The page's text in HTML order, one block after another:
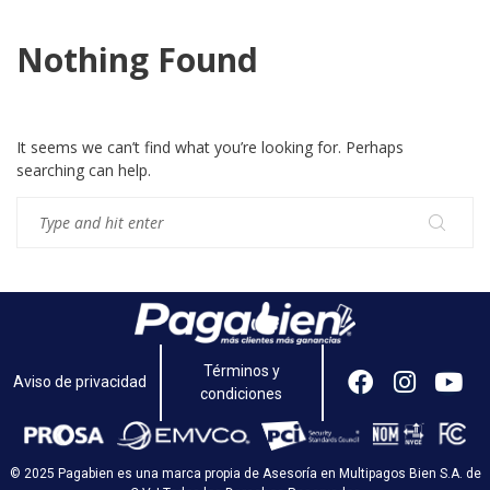
Nothing Found
It seems we can’t find what you’re looking for. Perhaps
searching can help.
Aviso de privacidad
Términos y
condiciones
© 2025 Pagabien es una marca propia de Asesoría en Multipagos Bien S.A. de